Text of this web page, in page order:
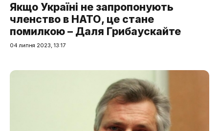
Якщо Україні не запропонують
членство в НАТО, це стане
помилкою – Даля Грибаускайте
04 липня 2023, 13:17